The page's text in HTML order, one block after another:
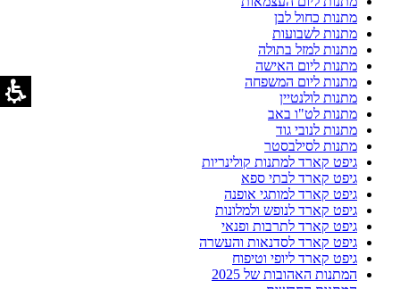
מתנות כחול לבן
מתנות לשבועות
מתנות למזל בתולה
מתנות ליום האישה
מתנות ליום המשפחה
מתנות לולנטיין
מתנות לט"ו באב
מתנות לנובי גוד
מתנות לסילבסטר
גיפט קארד למתנות קולינריות
גיפט קארד לבתי ספא
גיפט קארד למותגי אופנה
גיפט קארד לנופש ולמלונות
גיפט קארד לתרבות ופנאי
גיפט קארד לסדנאות והעשרה
גיפט קארד ליופי וטיפוח
המתנות האהובות של 2025